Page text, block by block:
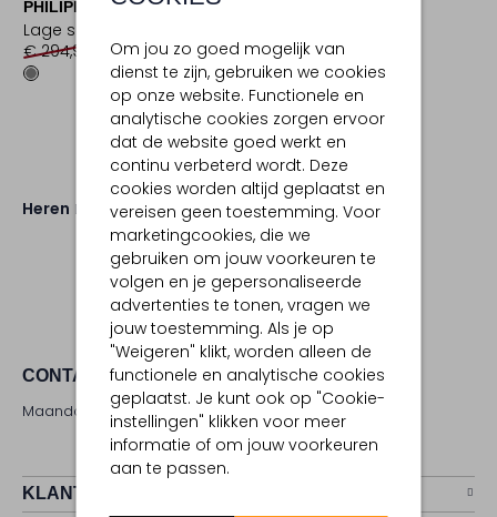
Om jou zo goed mogelijk van
dienst te zijn, gebruiken we cookies
op onze website. Functionele en
analytische cookies zorgen ervoor
dat de website goed werkt en
continu verbeterd wordt. Deze
cookies worden altijd geplaatst en
vereisen geen toestemming. Voor
marketingcookies, die we
gebruiken om jouw voorkeuren te
volgen en je gepersonaliseerde
advertenties te tonen, vragen we
jouw toestemming. Als je op
"Weigeren" klikt, worden alleen de
functionele en analytische cookies
geplaatst. Je kunt ook op "Cookie-
instellingen" klikken voor meer
informatie of om jouw voorkeuren
aan te passen.
PHILIPPE MODEL
Lage sneakers
€ 294,95
€ 146,99
Heren Schoenen
CONTACT
Maandag - zaterdag 09:00 - 17:00 uur
KLANTENSERVICE